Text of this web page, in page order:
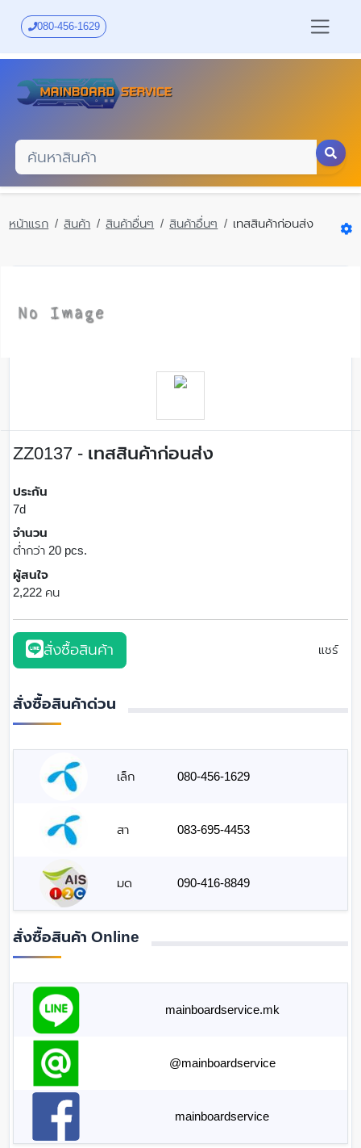
content
080-456-1629
หน้าแรก สินค้า สินค้าอื่นๆ สินค้าอื่นๆ เทสสินค้าก่อนส่ง
ZZ0137 - เทสสินค้าก่อนส่ง
ประกัน
7d
จำนวน
ต่ำกว่า 20 pcs.
ผู้สนใจ
2,222 คน
สั่งซื้อสินค้า แชร์
สั่งซื้อสินค้าด่วน
เล็ก 080-456-1629
สา 083-695-4453
มด 090-416-8849
สั่งซื้อสินค้า Online
mainboardservice.mk
@mainboardservice
mainboardservice